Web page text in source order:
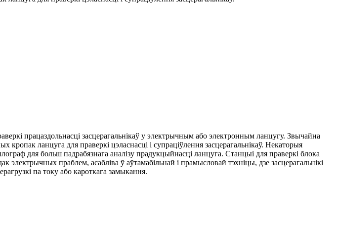
працаздольнасці засцерагальнікаў у электрычным або электронным ланцугу. Звычайна
ланцуга для праверкі цэласнасці і супраціўлення засцерагальнікаў. Некаторыя
для больш падрабязнага аналізу прадукцыйнасці ланцуга. Станцыі для праверкі блока
электрычных праблем, асабліва ў аўтамабільнай і прамысловай тэхніцы, дзе засцерагальнікі
па току або кароткага замыкання.